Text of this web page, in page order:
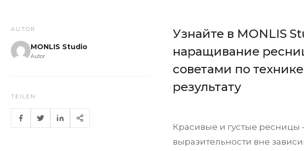
AUTOR
MONLIS Studio
Autor
TEILEN
Узнайте в MONLIS
наращивание
советами по
результату
Красивые и густые ресницы
выразительности вне